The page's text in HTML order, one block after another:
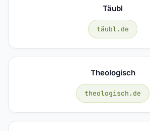
Täubl
täubl.de
Theologisch
theologisch.de